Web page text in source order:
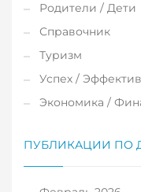
Родители / Дети
Справочник
Туризм
Успех /
Экономика /
ПУБЛИКАЦИИ ПО